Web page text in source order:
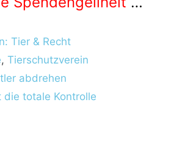
Tier & Recht
,Tierschutzverein
abdrehen
die totale Kontrolle